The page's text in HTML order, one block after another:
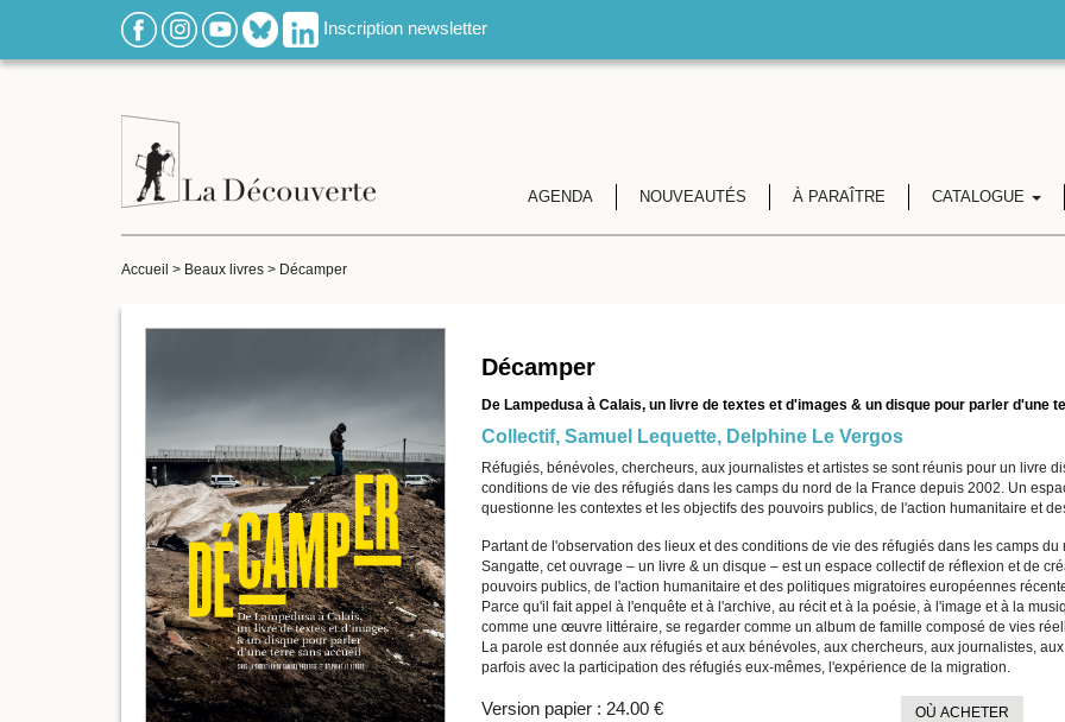
Inscription newsletter
AGENDA NOUVEAUTÉS À PARAÎTRE CATALOGUE
Accueil > Beaux livres > Décamper
Décamper
De Lampedusa à Calais, un livre de textes et d'images & un disque pour parler d'une
Collectif, Samuel Lequette, Delphine Le Vergos
Réfugiés, bénévoles, chercheurs, aux journalistes et artistes se sont réunis pour un livre
conditions de vie des réfugiés dans les camps du nord de la France depuis 2002. Un
questionne les contextes et les objectifs des pouvoirs publics, de l'action humanitaire et
Partant de l'observation des lieux et des conditions de vie des réfugiés dans les camps
Sangatte, cet ouvrage – un livre & un disque – est un espace collectif de réflexion et de
pouvoirs publics, de l'action humanitaire et des politiques migratoires européennes
Parce qu'il fait appel à l'enquête et à l'archive, au récit et à la poésie, à l'image et à la
comme une œuvre littéraire, se regarder comme un album de famille composé de vies
La parole est donnée aux réfugiés et aux bénévoles, aux chercheurs, aux journalistes,
parfois avec la participation des réfugiés eux-mêmes, l'expérience de la migration.
Version papier : 24.00 € OÙ ACHETER